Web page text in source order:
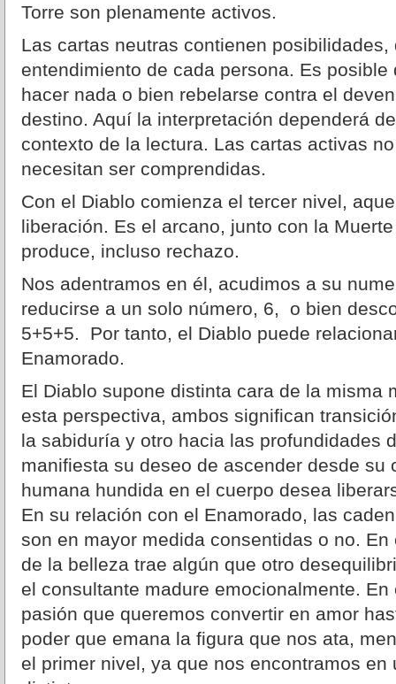
Torre son plenamente activos.
Las cartas neutras contienen
entendimiento de cada persona. Es posible
hacer nada o bien rebelarse contra el
destino. Aquí la interpretación dependerá
contexto de la lectura. Las cartas activas
necesitan ser comprendidas.
Con el Diablo comienza el tercer nivel,
liberación. Es el arcano, junto con la
produce, incluso rechazo.
Nos adentramos en él, acudimos a su
reducirse a un solo número, 6, o bien
5+5+5. Por tanto, el Diablo puede
Enamorado.
El Diablo supone distinta cara de la misma
esta perspectiva, ambos significan
la sabiduría y otro hacia las profundidades
manifiesta su deseo de ascender desde su
humana hundida en el cuerpo desea
En su relación con el Enamorado, las
son en mayor medida consentidas o no.
de la belleza trae algún que otro
el consultante madure emocionalmente.
pasión que queremos convertir en amor
poder que emana la figura que nos ata,
el primer nivel, ya que nos encontramos en